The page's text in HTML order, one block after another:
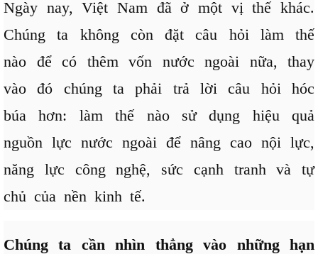
Ngày nay, Việt Nam đã ở một vị thế khác.
Chúng ta không còn đặt câu hỏi làm thế
nào để có thêm vốn nước ngoài nữa, thay
vào đó chúng ta phải trả lời câu hỏi hóc
búa hơn: làm thế nào sử dụng hiệu quả
nguồn lực nước ngoài để nâng cao nội lực,
năng lực công nghệ, sức cạnh tranh và tự
chủ của nền kinh tế.
Chúng ta cần nhìn thẳng vào những hạn